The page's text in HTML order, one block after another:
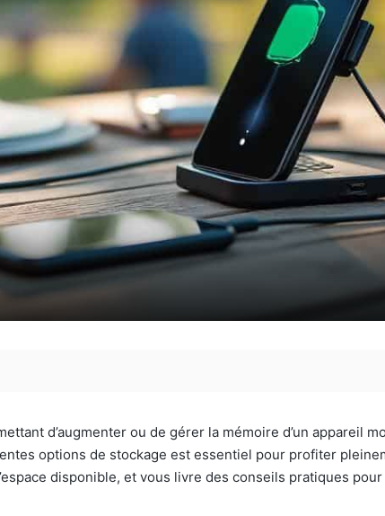
d’augmenter ou de gérer la mémoire d’un appareil
options de stockage est essentiel pour profiter
disponible, et vous livre des conseils pratiques